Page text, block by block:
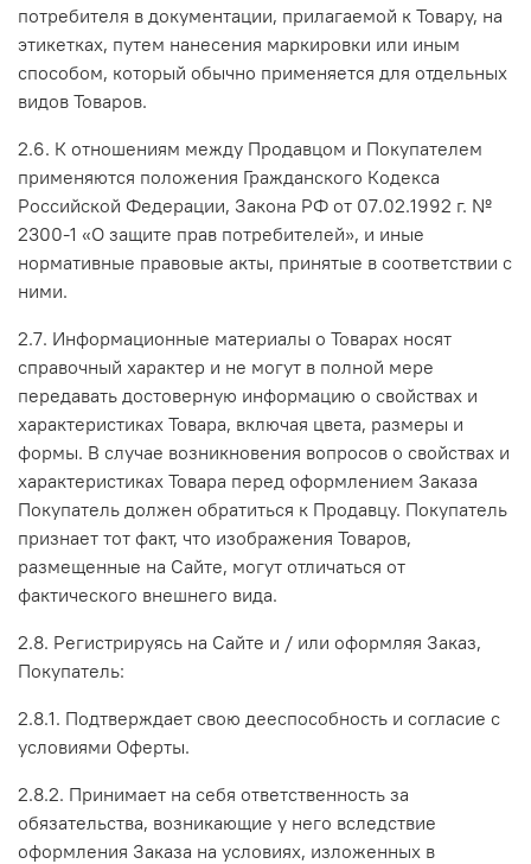
потребителя в документации, прилагаемой к Товару, на
этикетках, путем нанесения маркировки или иным
способом, который обычно применяется для отдельных
видов Товаров.
2.6. К отношениям между Продавцом и Покупателем
применяются положения Гражданского Кодекса
Российской Федерации, Закона РФ от 07.02.1992 г. №
2300-1 «О защите прав потребителей», и иные
нормативные правовые акты, принятые в соответствии с
ними.
2.7. Информационные материалы о Товарах носят
справочный характер и не могут в полной мере
передавать достоверную информацию о свойствах и
характеристиках Товара, включая цвета, размеры и
формы. В случае возникновения вопросов о свойствах и
характеристиках Товара перед оформлением Заказа
Покупатель должен обратиться к Продавцу. Покупатель
признает тот факт, что изображения Товаров,
размещенные на Сайте, могут отличаться от
фактического внешнего вида.
2.8. Регистрируясь на Сайте и / или оформляя Заказ,
Покупатель:
2.8.1. Подтверждает свою дееспособность и согласие с
условиями Оферты.
2.8.2. Принимает на себя ответственность за
обязательства, возникающие у него вследствие
оформления Заказа на условиях, изложенных в